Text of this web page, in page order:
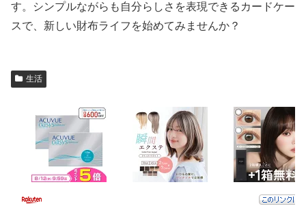
す。シンプルながらも自分らしさを表現できるカードケー
スで、新しい財布ライフを始めてみませんか？
生活